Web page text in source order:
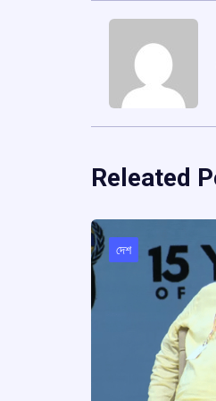
Releated
দেশ